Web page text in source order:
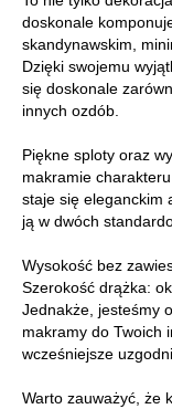
doskonale
skandynawskim,
Dzięki swojemu
się doskonale
innych ozdób.
Piękne sploty oraz
makramie
staje się eleganckim
ją w dwóch
Wysokość bez
Szerokość drążka:
Jednakże, jesteśmy
makramy do Twoich
wcześniejsze
Warto zauważyć, że